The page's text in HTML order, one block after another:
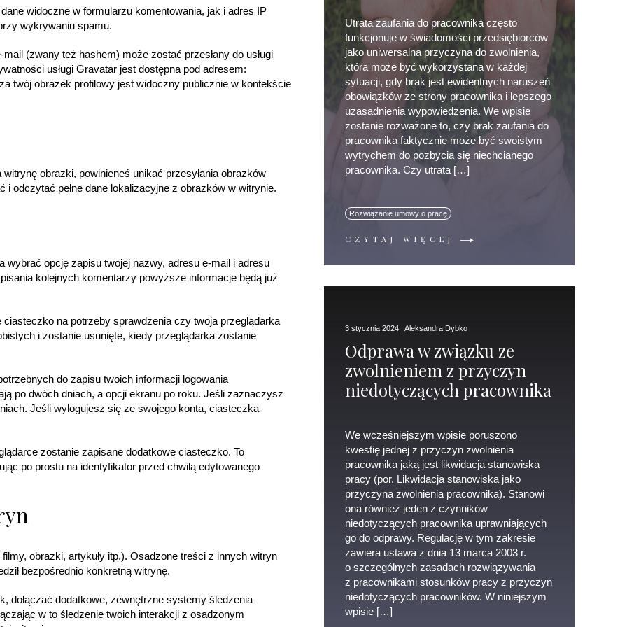
widoczne w formularzu komentowania, jak i adres IP
wykrywaniu spamu.
(zwany też hashem) może zostać przesłany do usługi
usługi Gravatar jest dostępna pod adresem:
twój obrazek profilowy jest widoczny publicznie w kontekście
obrazki, powinieneś unikać przesyłania obrazków
odczytać pełne dane lokalizacyjne z obrazków w witrynie.
opcję zapisu twojej nazwy, adresu e-mail i adresu
kolejnych komentarzy powyższe informacje będą już
na potrzeby sprawdzenia czy twoja przeglądarka
i zostanie usunięte, kiedy przeglądarka zostanie
do zapisu twoich informacji logowania
po dwóch dniach, a opcji ekranu po roku. Jeśli zaznaczysz
Jeśli wylogujesz się ze swojego konta, ciasteczka
zostanie zapisane dodatkowe ciasteczko. To
po prostu na identyfikator przed chwilą edytowanego
obrazki, artykuły itp.). Osadzone treści z innych witryn
bezpośrednio konkretną witrynę.
dołączać dodatkowe, zewnętrzne systemy śledzenia
w to śledzenie twoich interakcji z osadzonym
Utrata zaufania do pracownika często
funkcjonuje w świadomości przedsiębiorców
jako uniwersalna przyczyna do zwolnienia,
która może być wykorzystana w każdej
sytuacji, gdy brak jest ewidentnych naruszeń
obowiązków ze strony pracownika i lepszego
uzasadnienia wypowiedzenia. We wpisie
zostanie rozważone to, czy brak zaufania do
pracownika faktycznie może być swoistym
wytrychem do pozbycia się niechcianego
pracownika. Czy utrata […]
Rozwiązanie umowy o pracę
CZYTAJ WIĘCEJ
3 stycznia 2024 Aleksandra Dybko
Odprawa w związku ze
zwolnieniem z przyczyn
niedotyczących pracownika
We wcześniejszym wpisie poruszono
kwestię jednej z przyczyn zwolnienia
pracownika jaką jest likwidacja stanowiska
pracy (por. Likwidacja stanowiska jako
przyczyna zwolnienia pracownika). Stanowi
ona również jeden z czynników
niedotyczących pracownika uprawniających
go do odprawy. Regulację w tym zakresie
zawiera ustawa z dnia 13 marca 2003 r.
o szczególnych zasadach rozwiązywania
z pracownikami stosunków pracy z przyczyn
niedotyczących pracowników. W niniejszym
wpisie […]